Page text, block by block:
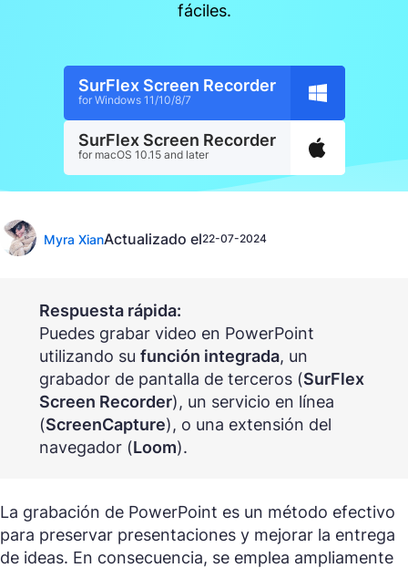
fáciles.
SurFlex Screen Recorder
for Windows 11/10/8/7
SurFlex Screen Recorder
for macOS 10.15 and later
Myra XianActualizado el22-07-2024
Respuesta rápida:
Puedes grabar video en PowerPoint
utilizando su función integrada, un
grabador de pantalla de terceros (SurFlex
Screen Recorder), un servicio en línea
(ScreenCapture), o una extensión del
navegador (Loom).
La grabación de PowerPoint es un método efectivo
para preservar presentaciones y mejorar la entrega
de ideas. En consecuencia, se emplea ampliamente